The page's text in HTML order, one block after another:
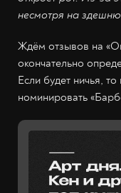
несмотря на
Ждём отзывов на
окончательно
Если будет ничья,
номинировать